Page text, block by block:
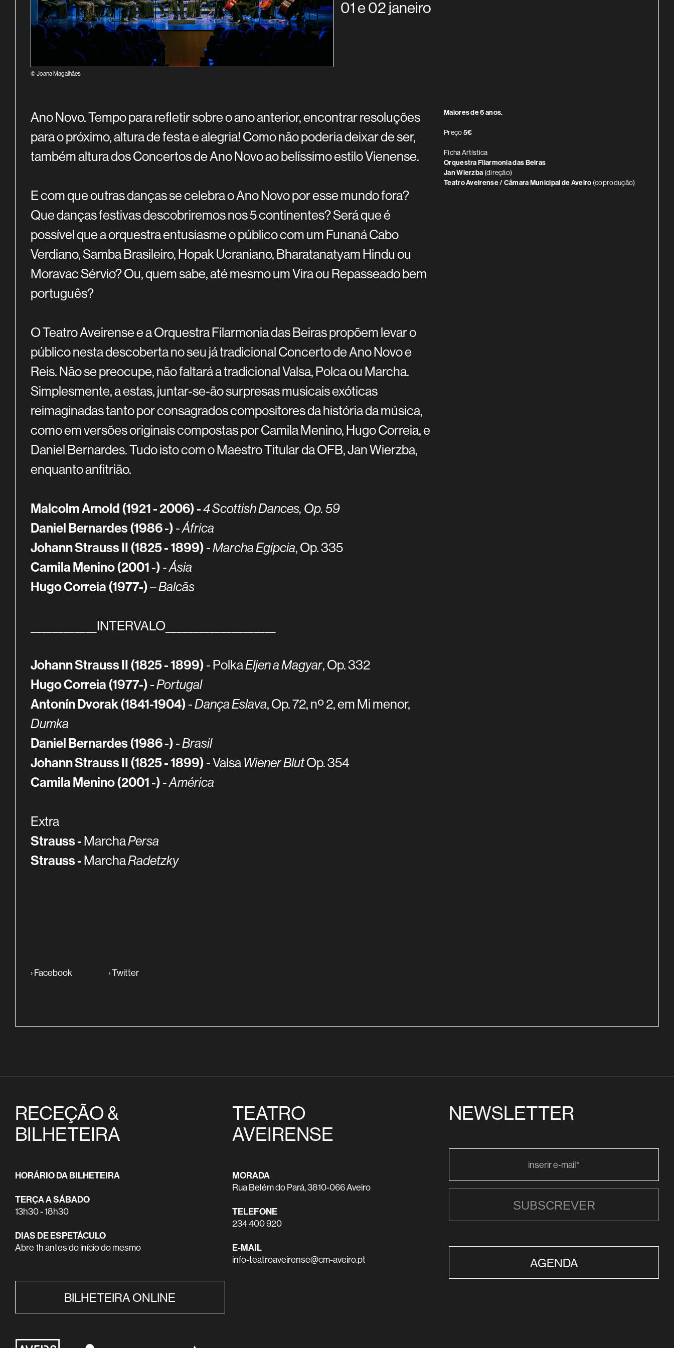
© Joana Magalhães
01 e 02 janeiro
SINOPSE
Ano Novo. Tempo para refletir sobre o ano anterior, encontrar resoluções
para o próximo, altura de festa e alegria! Como não poderia deixar de ser,
também altura dos Concertos de Ano Novo ao belíssimo estilo Vienense.
E com que outras danças se celebra o Ano Novo por esse mundo fora?
Que danças festivas descobriremos nos 5 continentes? Será que é
possível que a orquestra entusiasme o público com um Funaná Cabo
Verdiano, Samba Brasileiro, Hopak Ucraniano, Bharatanatyam Hindu ou
Moravac Sérvio? Ou, quem sabe, até mesmo um Vira ou Repasseado bem
português?
O Teatro Aveirense e a Orquestra Filarmonia das Beiras propõem levar o
público nesta descoberta no seu já tradicional Concerto de Ano Novo e
Reis. Não se preocupe, não faltará a tradicional Valsa, Polca ou Marcha.
Simplesmente, a estas, juntar-se-ão surpresas musicais exóticas
reimaginadas tanto por consagrados compositores da história da música,
como em versões originais compostas por Camila Menino, Hugo Correia, e
Daniel Bernardes. Tudo isto com o Maestro Titular da OFB, Jan Wierzba,
enquanto anfitrião.
Malcolm Arnold (1921 - 2006) -4 Scottish Dances, Op. 59
Daniel Bernardes (1986 -)-África
Johann Strauss II (1825 - 1899)-Marcha Egípcia, Op. 335
Camila Menino (2001 -)-Ásia
Hugo Correia (1977-)–Balcãs
____________INTERVALO____________________
Johann Strauss II (1825 - 1899)- PolkaEljen a Magyar, Op. 332
Hugo Correia (1977-)-Portugal
Antonín Dvorak (1841-1904)-Dança Eslava, Op. 72, nº 2, em Mi menor,
Dumka
Daniel Bernardes (1986 -)-Brasil
Johann Strauss II (1825 - 1899)- ValsaWiener BlutOp. 354
Camila Menino (2001 -)-América
Extra
Strauss -MarchaPersa
Strauss -MarchaRadetzky
INFORMAÇÃO ADICIONAL
Maiores de 6 anos.
Preço5€
Ficha Artística
Orquestra Filarmonia das Beiras
Jan Wierzba (direção)
Teatro Aveirense / Câmara Municipal de Aveiro (coprodução)
›Facebook ›Twitter
RECEÇÃO &
BILHETEIRA
HORÁRIO DA BILHETEIRA
TERÇA A SÁBADO
13h30 - 18h30
DIAS DE ESPETÁCULO
Abre 1h antes do início do mesmo
BILHETEIRA ONLINE
TEATRO
AVEIRENSE
MORADA
Rua Belém do Pará, 3810-066 Aveiro
TELEFONE
234 400 920
E-MAIL
info-teatroaveirense@cm-aveiro.pt
NEWSLETTER
SUBSCREVER
AGENDA